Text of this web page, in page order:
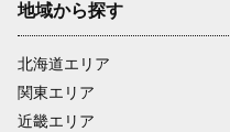
地域から探す
北海道エリア
関東エリア
近畿エリア